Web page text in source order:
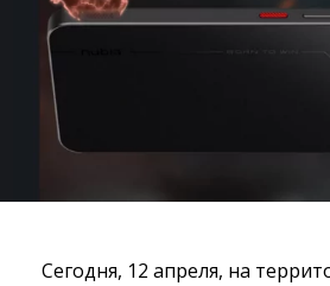
Сегодня, 12 апреля, на